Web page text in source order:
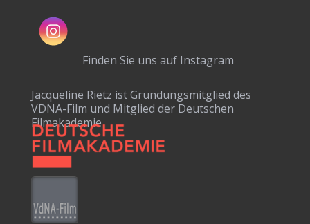
Finden Sie uns auf Instagram
Jacqueline Rietz ist Gründungsmitglied des
VDNA-Film und Mitglied der Deutschen
Filmakademie